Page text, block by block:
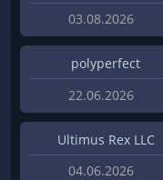
03.08.2026
polyperfect
22.06.2026
Ultimus Rex LLC
04.06.2026